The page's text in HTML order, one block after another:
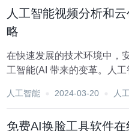
人工智能视频分析和
略
在快速发展的技术环境中，
工智能(AI 带来的变革。人
罪。人工智能驱动的视频分
人工智能 2024-03-20 人
免费AI换脸工具软件